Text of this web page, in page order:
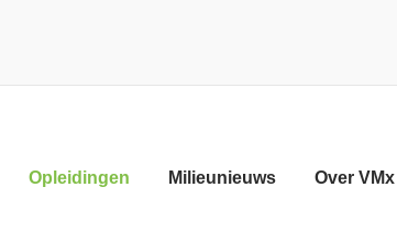
Opleidingen Milieunieuws Over VMx